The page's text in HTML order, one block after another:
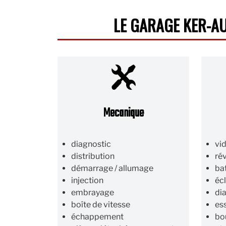
LE GARAGE KER-
Mecanique
diagnostic
distribution
démarrage / allumage
injection
embrayage
boîte de vitesse
échappement